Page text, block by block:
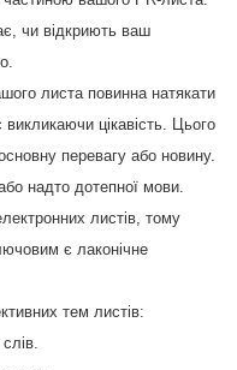
чи відкриють ваш
листа повинна натякати
цікавість. Цього
перевагу або новину.
надто дотепної мови.
листів, тому
є лаконічне
тем листів: